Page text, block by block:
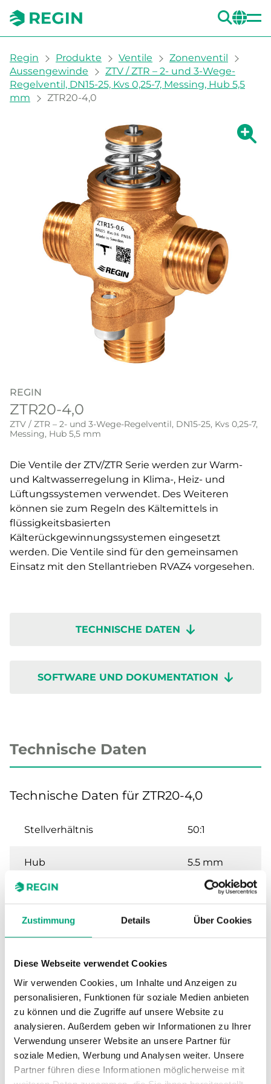
Zustimmung Details Über Cookies
Diese Webseite verwendet Cookies
Wir verwenden Cookies, um Inhalte und Anzeigen zu
personalisieren, Funktionen für soziale Medien anbieten
zu können und die Zugriffe auf unsere Website zu
analysieren. Außerdem geben wir Informationen zu Ihrer
Verwendung unserer Website an unsere Partner für
soziale Medien, Werbung und Analysen weiter. Unsere
Partner führen diese Informationen möglicherweise mit
You are here:
Regin Produkte Ventile
Zonenventil
Aussengewinde
ZTV / ZTR – 2- und 3-Wege-
Regelventil, DN15-25, Kvs 0,25-7, Messing, Hub 5,5
mm
ZTR20-4,0
Zeige
REGIN
ZTR20-4,0
ZTV / ZTR – 2- und 3-Wege-Regelventil, DN15-25, Kvs 0,25-7,
Messing, Hub 5,5 mm
Die Ventile der ZTV/ZTR Serie werden zur Warm-
und Kaltwasserregelung in Klima-, Heiz- und
Lüftungssystemen verwendet. Des Weiteren
können sie zum Regeln des Kältemittels in
flüssigkeitsbasierten
Kälterückgewinnungssystemen eingesetzt
werden. Die Ventile sind für den gemeinsamen
Einsatz mit den Stellantrieben RVAZ4 vorgesehen.
TECHNISCHE DATEN
SOFTWARE UND DOKUMENTATION
Technische Daten
Technische Daten für ZTR20-4,0
Stellverhältnis 50:1
Hub 5.5 mm
Nennweite
Kvs 4 m³/h
Max. Differenzdruck
Anschluss G 3/4"
Medientemperatur 1…110 °C
Ventiltyp 3-Wege